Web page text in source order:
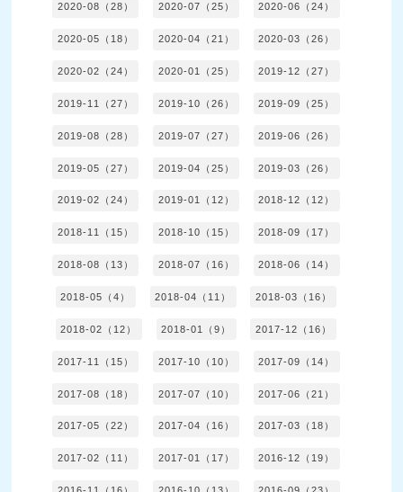
2020-08（28） 2020-07（25） 2020-06（24）
2020-05（18） 2020-04（21） 2020-03（26）
2020-02（24） 2020-01（25） 2019-12（27）
2019-11（27） 2019-10（26） 2019-09（25）
2019-08（28） 2019-07（27） 2019-06（26）
2019-05（27） 2019-04（25） 2019-03（26）
2019-02（24） 2019-01（12） 2018-12（12）
2018-11（15） 2018-10（15） 2018-09（17）
2018-08（13） 2018-07（16） 2018-06（14）
2018-05（4） 2018-04（11） 2018-03（16）
2018-02（12） 2018-01（9） 2017-12（16）
2017-11（15） 2017-10（10） 2017-09（14）
2017-08（18） 2017-07（10） 2017-06（21）
2017-05（22） 2017-04（16） 2017-03（18）
2017-02（11） 2017-01（17） 2016-12（19）